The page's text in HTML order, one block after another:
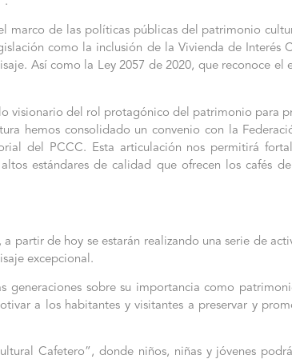
marco de las políticas públicas del patrimonio
como la inclusión de la Vivienda de Interés
Así como la Ley 2057 de 2020, que reconoce el
visionario del rol protagónico del patrimonio para
hemos consolidado un convenio con la
del PCCC. Esta articulación nos permitirá
estándares de calidad que ofrecen los cafés
, a partir de hoy se estarán realizando una serie de
excepcional.
generaciones sobre su importancia como
a los habitantes y visitantes a preservar y
Cafetero”, donde niños, niñas y jóvenes